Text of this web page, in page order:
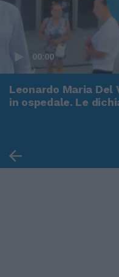
00:00
Leonardo Maria Del
in ospedale. Le